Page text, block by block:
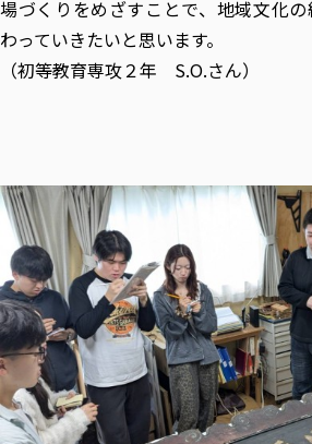
場づくりをめざすことで、地域文化
わっていきたいと思います。
（初等教育専攻２年 S.O.さん）